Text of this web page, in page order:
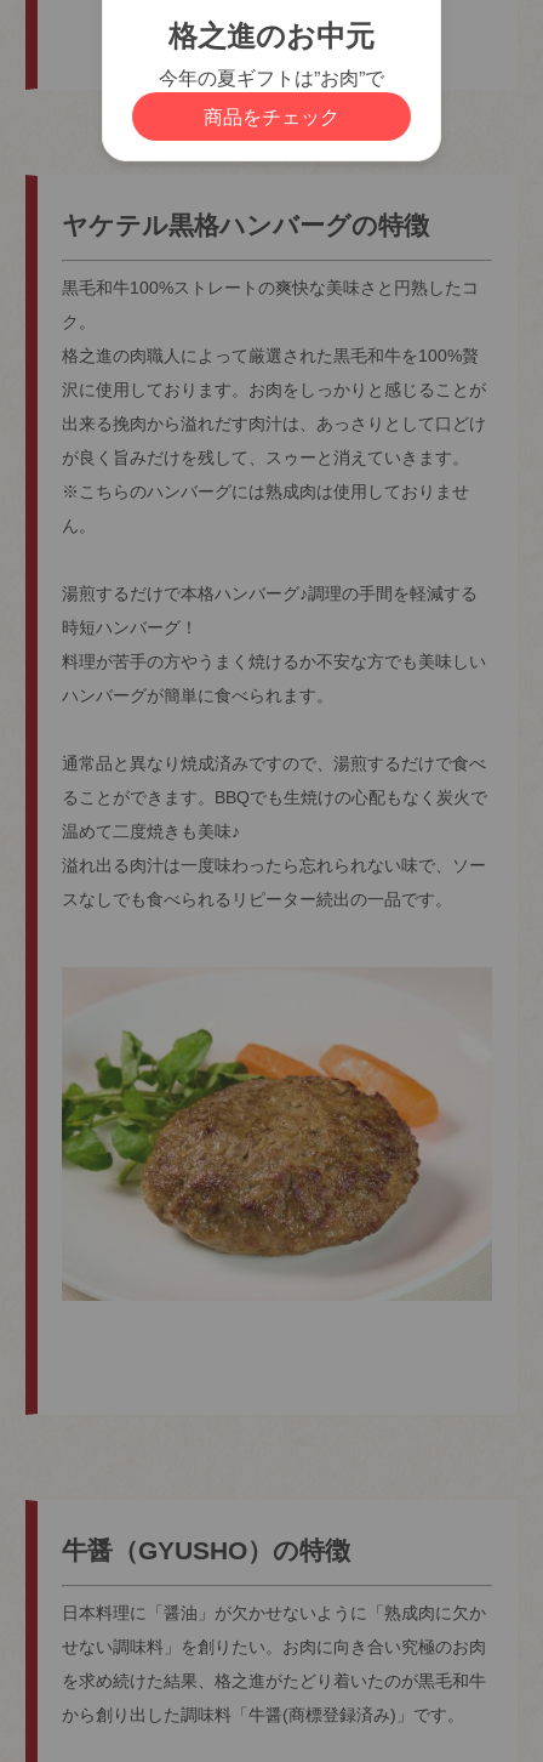
須
ヤケテル黒格ハンバーグの特徴
黒毛和牛100%ストレートの爽快な美味さと円熟したコ
ク。
格之進の肉職人によって厳選された黒毛和牛を100%贅
沢に使用しております。お肉をしっかりと感じることが
出来る挽肉から溢れだす肉汁は、あっさりとして口どけ
が良く旨みだけを残して、スゥーと消えていきます。
※こちらのハンバーグには熟成肉は使用しておりませ
ん。
湯煎するだけで本格ハンバーグ♪調理の手間を軽減する
時短ハンバーグ！
料理が苦手の方やうまく焼けるか不安な方でも美味しい
ハンバーグが簡単に食べられます。
通常品と異なり焼成済みですので、湯煎するだけで食べ
ることができます。BBQでも生焼けの心配もなく炭火で
温めて二度焼きも美味♪
溢れ出る肉汁は一度味わったら忘れられない味で、ソー
スなしでも食べられるリピーター続出の一品です。
牛醤（GYUSHO）の特徴
日本料理に「醤油」が欠かせないように「熟成肉に欠か
せない調味料」を創りたい。お肉に向き合い究極のお肉
を求め続けた結果、格之進がたどり着いたのが黒毛和牛
から創り出した調味料「牛醤(商標登録済み)」です。